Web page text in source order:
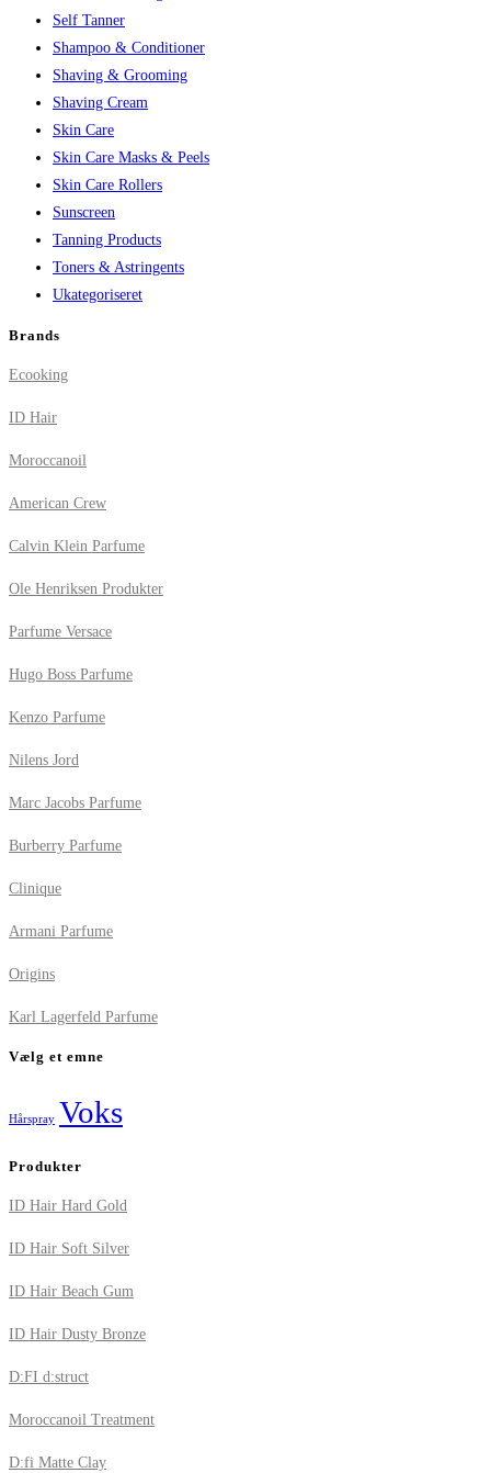
Self Tanner
Shampoo & Conditioner
Shaving & Grooming
Shaving Cream
Skin Care
Skin Care Masks & Peels
Skin Care Rollers
Sunscreen
Tanning Products
Toners & Astringents
Ukategoriseret
Brands
Ecooking
ID Hair
Moroccanoil
American Crew
Calvin Klein Parfume
Ole Henriksen Produkter
Parfume Versace
Hugo Boss Parfume
Kenzo Parfume
Nilens Jord
Marc Jacobs Parfume
Burberry Parfume
Clinique
Armani Parfume
Origins
Karl Lagerfeld Parfume
Vælg et emne
Hårspray Voks
Produkter
ID Hair Hard Gold
ID Hair Soft Silver
ID Hair Beach Gum
ID Hair Dusty Bronze
D:FI d:struct
Moroccanoil Treatment
D:fi Matte Clay